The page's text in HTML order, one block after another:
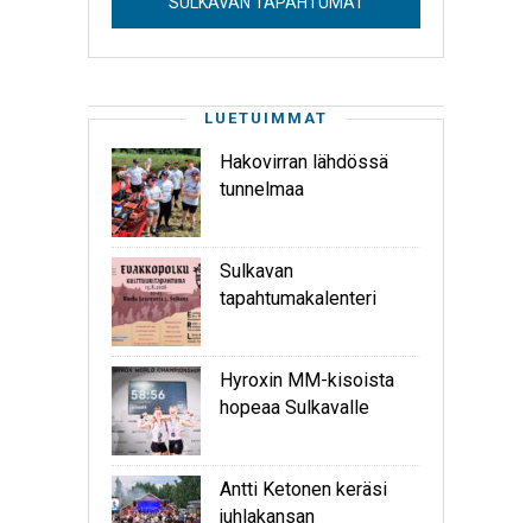
LUETUIMMAT
Hakovirran lähdössä
tunnelmaa
Sulkavan
tapahtumakalenteri
Hyroxin MM-kisoista
hopeaa Sulkavalle
Antti Ketonen keräsi
juhlakansan